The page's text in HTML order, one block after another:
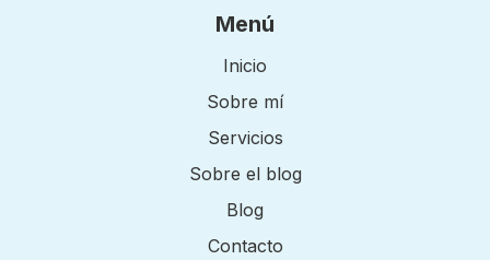
Menú
Inicio
Sobre mí
Servicios
Sobre el blog
Blog
Contacto